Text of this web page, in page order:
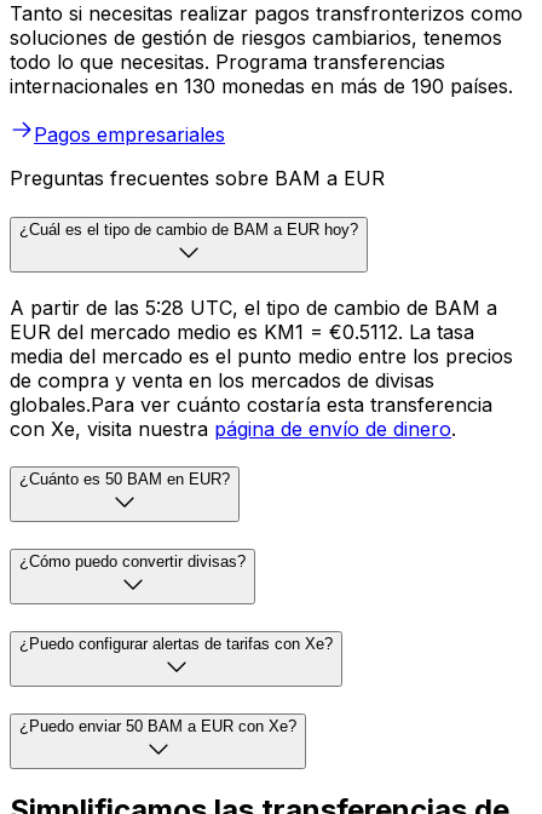
Tanto si necesitas realizar pagos transfronterizos como
soluciones de gestión de riesgos cambiarios, tenemos
todo lo que necesitas. Programa transferencias
internacionales en 130 monedas en más de 190 países.
Pagos empresariales
Preguntas frecuentes sobre BAM a EUR
¿Cuál es el tipo de cambio de BAM a EUR hoy?
A partir de las 5:28 UTC, el tipo de cambio de BAM a
EUR del mercado medio es KM1 = €0.5112. La tasa
media del mercado es el punto medio entre los precios
de compra y venta en los mercados de divisas
globales.Para ver cuánto costaría esta transferencia
con Xe, visita nuestra página de envío de dinero.
¿Cuánto es 50 BAM en EUR?
¿Cómo puedo convertir divisas?
¿Puedo configurar alertas de tarifas con Xe?
¿Puedo enviar 50 BAM a EUR con Xe?